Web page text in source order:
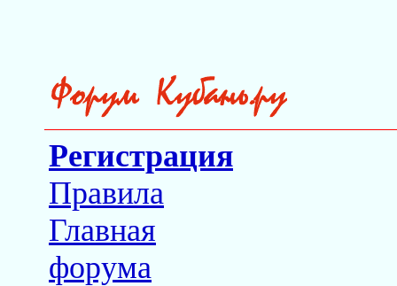
Регистрация
Правила
Главная
форума